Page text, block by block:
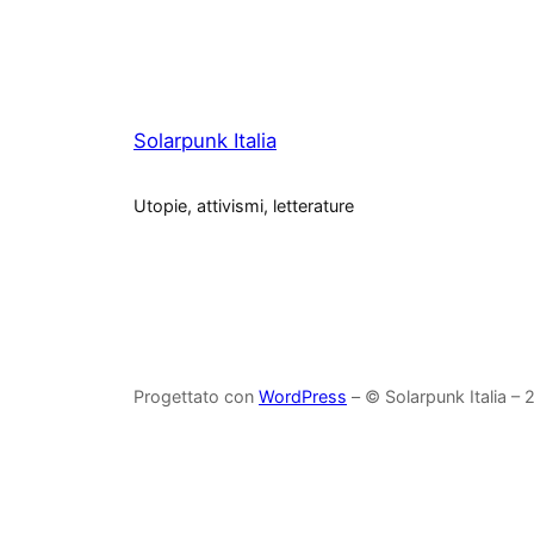
Solarpunk Italia
Utopie, attivismi, letterature
Progettato con WordPress – © Solarpunk Italia –